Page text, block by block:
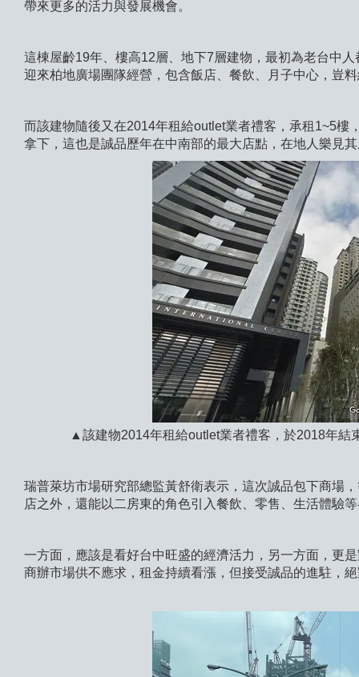
帶來更多的活力與發展機會。
這棟屋齡19年、樓高12層、地下7層建物，最初為老台中
迎來柏地廣場團隊經營，包含飯店、餐飲、月子中心，豈
而該建物隨後又在2014年租給outlet業者禮客，承租1~5
拿下，這也是誠品歷年在中南部的最大店點，在地人樂見
▲該建物2014年租給outlet業者禮客，於2018年結
瑞普萊坊市場研究部總監黃舒衛表示，這次誠品包下商場
店之外，還能以二房東的角色引入餐飲、零售、生活體驗
一方面，應該是看好台中旺盛的經濟活力，另一方面，更
商辦市場供不應求，租金持續看漲，但接受誠品的進駐，